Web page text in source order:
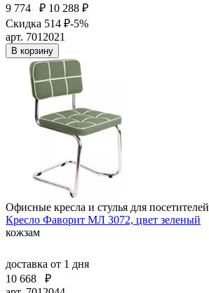
9 774
₽ 10 288 ₽
Скидка 514 ₽-5%
арт. 7012021
В корзину
Офисные кресла и стулья для посетителей
Кресло Фаворит МЛ 3072, цвет зеленый
кожзам
доставка от 1 дня
10 668
₽